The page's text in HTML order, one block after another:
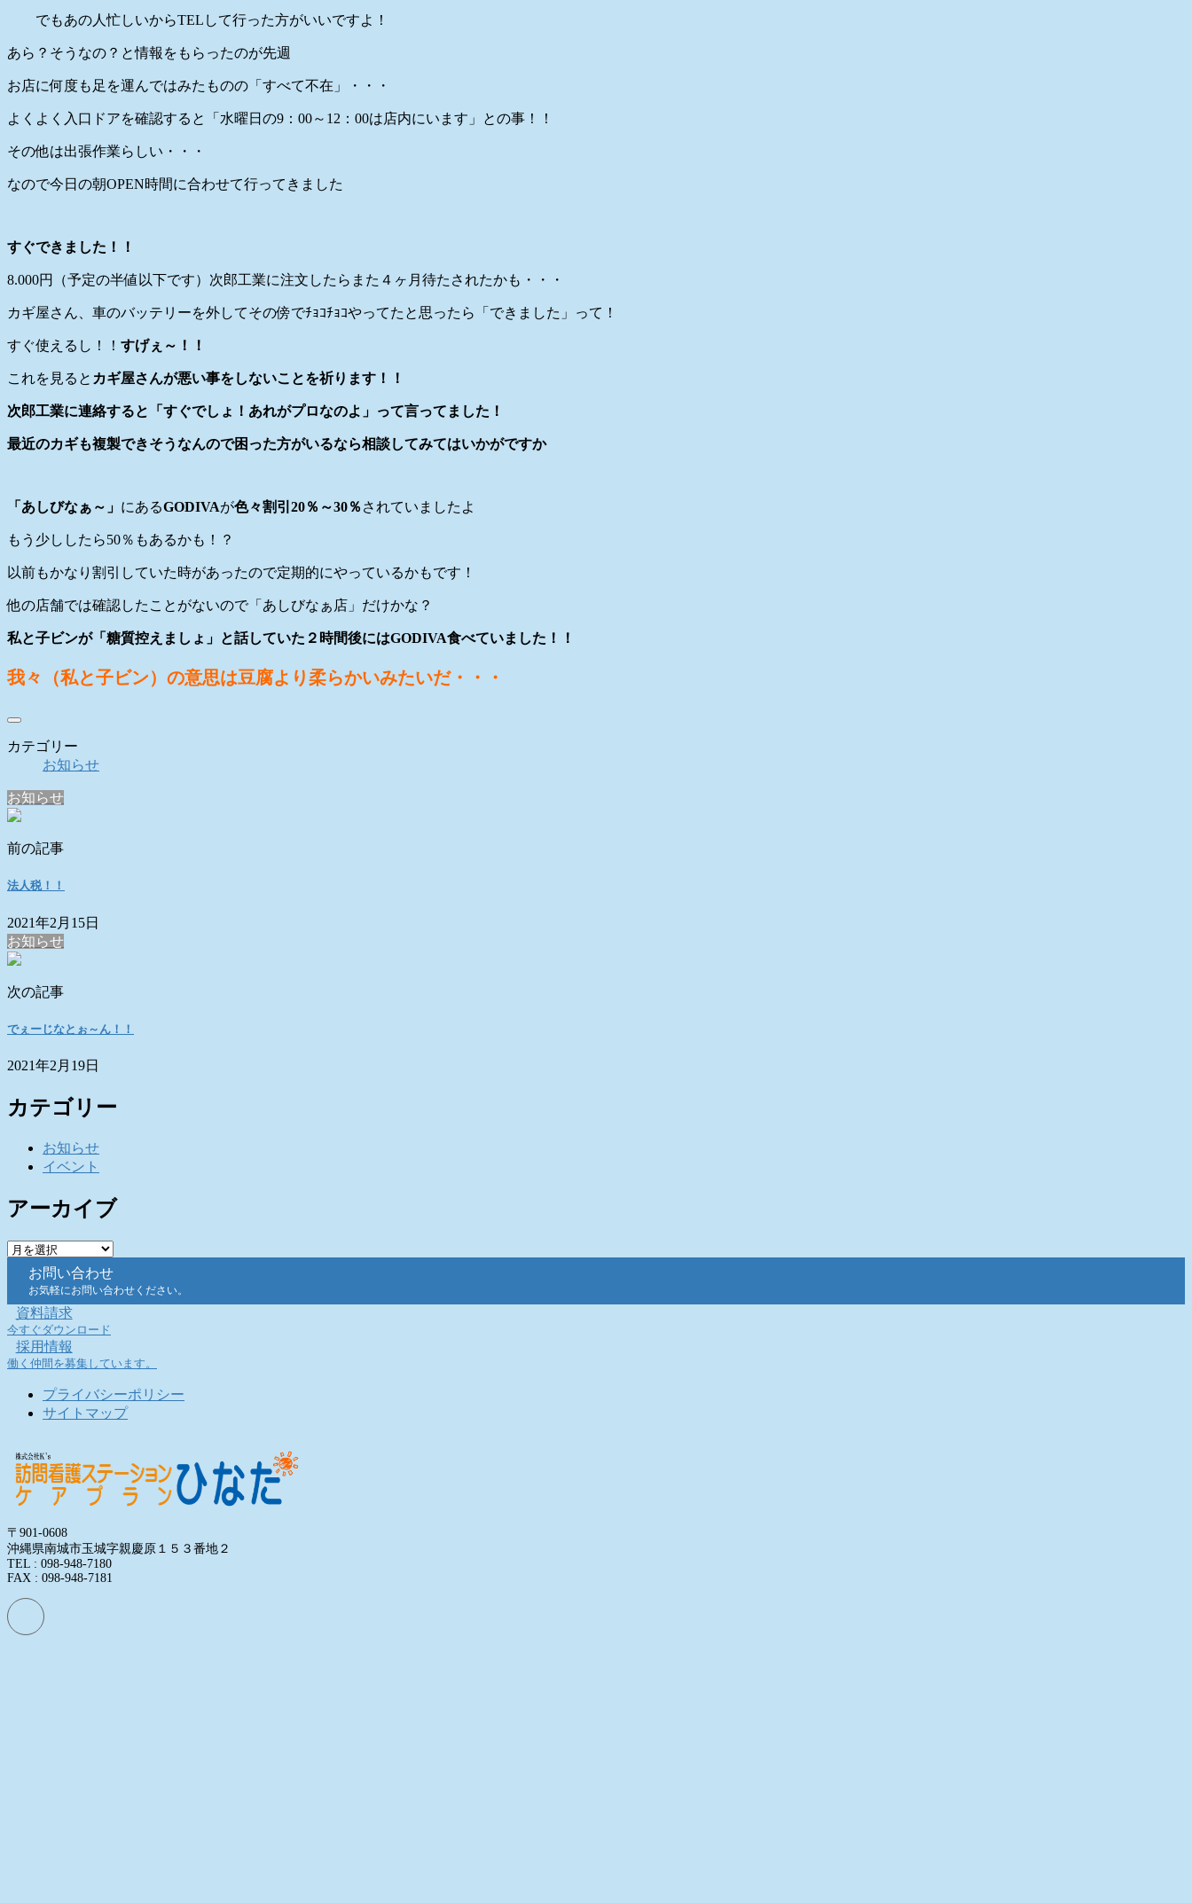
でもあの人忙しいからTELして行った方がいいですよ！
あら？そうなの？と情報をもらったのが先週
お店に何度も足を運んではみたものの「すべて不在」・・・
よくよく入口ドアを確認すると「水曜日の9：00～12：00は店内にいます」との事！！
その他は出張作業らしい・・・
なので今日の朝OPEN時間に合わせて行ってきました
すぐできました！！
8.000円（予定の半値以下です）次郎工業に注文したらまた４ヶ月待たされたかも・・・
カギ屋さん、車のバッテリーを外してその傍でﾁｮｺﾁｮｺやってたと思ったら「できました」って！
すぐ使えるし！！ すげぇ～！！
これを見ると カギ屋さんが悪い事をしないことを祈ります！！
次郎工業に連絡すると「すぐでしょ！あれがプロなのよ」って言ってました！
最近のカギも複製できそうなんので困った方がいるなら相談してみてはいかがですか
「あしびなぁ～」 にあるGODIVAが色々割引20％～30％ されていましたよ
もう少ししたら50％もあるかも！？
以前もかなり割引していた時があったので定期的にやっているかもです！
他の店舗では確認したことがないので「あしびなぁ店」だけかな？
私と子ビンが「糖質控えましょ」と話していた２時間後にはGODIVA食べていました！！
我々（私と子ビン）の意思は豆腐より柔らかいみたいだ・・・
カテゴリー
お知らせ
お知らせ
前の記事
法人税！！
2021年2月15日
お知らせ
次の記事
でぇーじなとぉ～ん！！
2021年2月19日
カテゴリー
お知らせ
イベント
アーカイブ
ア
イ
ブ
お問い合わせ
お気軽にお問い合わせください。
資料請求
今すぐダウンロード
採用情報
働く仲間を募集しています。
プライバシーポリシー
サイトマップ
〒901-0608
沖縄県南城市玉城字親慶原１５３番地２
TEL : 098-948-7180
FAX : 098-948-7181